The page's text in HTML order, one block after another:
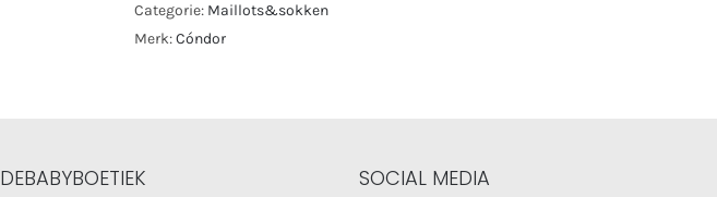
Categorie: Maillots&sokken
Merk:Cóndor
DEBABYBOETIEK SOCIAL MEDIA